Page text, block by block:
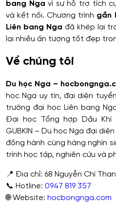
bang Nga vì sự hỗ trợ tích
và kết nối. Chương trình gắn
Liên bang Nga đã khép lại
lại nhiều ấn tượng tốt đẹp
Về chúng tôi
Du học Nga –
học Nga uy tín, đại diện
trường đại học Liên bang
Đại học Tổng hợp Dầu Khí
GUBKIN – Du học Nga đại
đồng hành cùng hàng nghìn
trình học tập, nghiên cứu và
📍 Địa chỉ: 68 Nguyễn Chí
📞 Hotline: 0947 819 357
🌐 Website: hocbongnga.com